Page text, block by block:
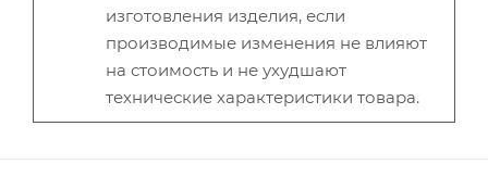
изготовления изделия, если
производимые изменения не влияют
на стоимость и не ухудшают
технические характеристики товара.